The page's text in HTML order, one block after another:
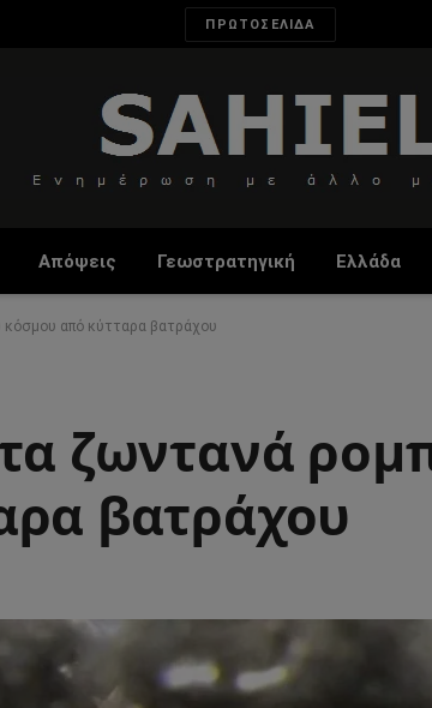
ΠΡΩΤΟΣΕΛΙΔΑ
Απόψεις Γεωστρατηγική Ελλάδα
από κύτταρα βατράχου
ζωντανά
βατράχου